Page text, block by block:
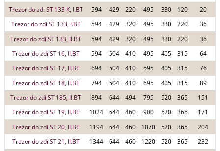
Trezor do zdi ST 133 K, I.BT
594 429 220 495 330 120
20
Trezor do zdi ST 133, I.BT
594 429 320 495 330 220
36
Trezor do zdi ST 133, II.BT
594 429 320 495 330 220
36
Trezor do zdi ST 16, II.BT
594 504 410 495 405 315
64
Trezor do zdi ST 17, II.BT
694 504 410 595 405 315
76
Trezor do zdi ST 18, II.BT
794 504 410 695 405 315
89
Trezor do zdi ST 185, II.BT
894 644 494 795 520 365
151
Trezor do zdi ST 19, II.BT
1024 644 460 900 520 365
171
Trezor do zdi ST 20, II.BT
1194 644 460 1070 520 365
204
Trezor do zdi ST 21, II.BT
1344 644 460 1220 520 365
232